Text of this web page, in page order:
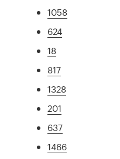
1058
624
18
817
1328
201
637
1466